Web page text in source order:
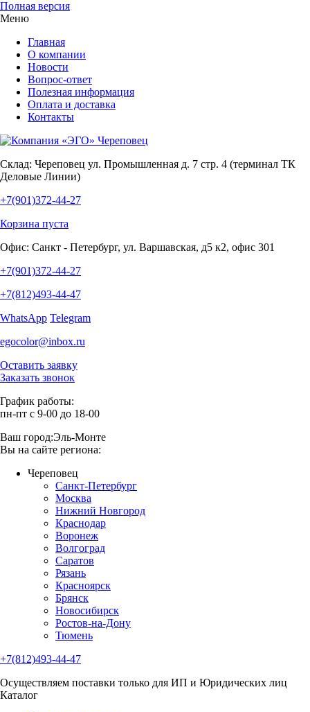
Полная версия
Меню
Главная
О компании
Новости
Вопрос-ответ
Полезная информация
Оплата и доставка
Контакты
Склад: Череповец ул. Промышленная д. 7 стр. 4 (терминал ТК
Деловые Линии)
+7(901)372-44-27
Корзина пуста
Офис: Санкт - Петербург, ул. Варшавская, д5 к2, офис 301
+7(901)372-44-27
+7(812)493-44-47
WhatsApp Telegram
egocolor@inbox.ru
Оставить заявку
Заказать звонок
График работы:
пн-пт с 9-00 до 18-00
Ваш город:Эль-Монте
Вы на сайте региона:
Череповец
Санкт-Петербург
Москва
Нижний Новгород
Краснодар
Воронеж
Волгоград
Саратов
Рязань
Красноярск
Брянск
Новосибирск
Ростов-на-Дону
Тюмень
+7(812)493-44-47
Осуществляем поставки только для ИП и Юридических лиц
Каталог